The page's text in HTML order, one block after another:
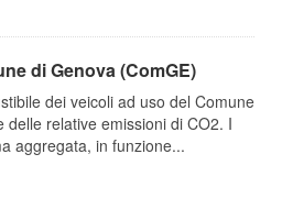
di Genova (ComGE)
dei veicoli ad uso del Comune
relative emissioni di CO2. I
aggregata, in funzione...